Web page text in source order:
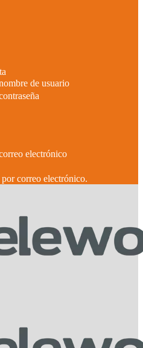
de usuario
electrónico
correo electrónico.